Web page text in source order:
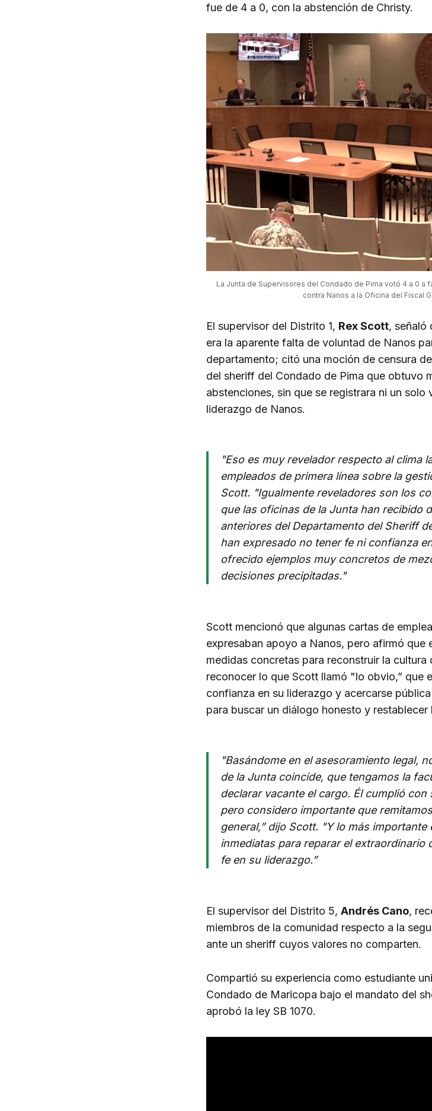
fue de 4 a 0, con la abstención de Christy.
La Junta de Supervisores del Condado de Pima votó 4 a 0 a
contra Nanos a la Oficina del Fiscal
El supervisor del Distrito 1, Rex Scott, señaló
era la aparente falta de voluntad de Nanos
departamento; citó una moción de censura
del sheriff del Condado de Pima que obtuvo
abstenciones, sin que se registrara ni un
liderazgo de Nanos.
"Eso es muy revelador respecto al clima
empleados de primera línea sobre la
Scott. "Igualmente reveladores son los
que las oficinas de la Junta han recibido
anteriores del Departamento del Sheriff
han expresado no tener fe ni confianza
ofrecido ejemplos muy concretos de
decisiones precipitadas."
Scott mencionó que algunas cartas de
expresaban apoyo a Nanos, pero afirmó que
medidas concretas para reconstruir la
reconocer lo que Scott llamó "lo obvio,” que
confianza en su liderazgo y acercarse
para buscar un diálogo honesto y restablecer
"Basándome en el asesoramiento legal,
de la Junta coincide, que tengamos la
declarar vacante el cargo. Él cumplió
pero considero importante que
general,” dijo Scott. "Y lo más
inmediatas para reparar el extraordinario
fe en su liderazgo.”
El supervisor del Distrito 5, Andrés Cano,
miembros de la comunidad respecto a la
ante un sheriff cuyos valores no comparten.
Compartió su experiencia como estudiante
Condado de Maricopa bajo el mandato del
aprobó la ley SB 1070.